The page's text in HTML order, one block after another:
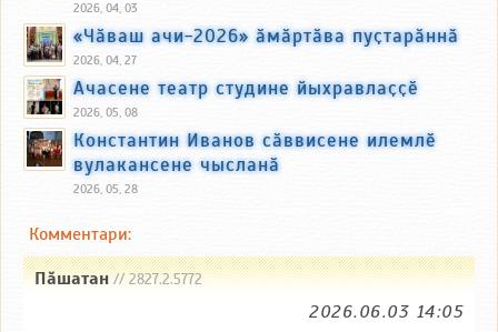
2026, 04, 03
«Чӑваш ачи-2026» ӑмӑртӑва пуҫтарӑннӑ
2026, 04, 27
Ачасене театр студине йыхравлаҫҫӗ
2026, 05, 08
Константин Иванов сӑввисене илемлӗ
вулакансене чысланӑ
2026, 05, 28
Комментари:
Пăшатан// 2827.2.5772
2026.06.03 14:05